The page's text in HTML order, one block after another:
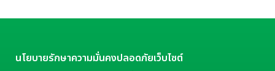
นโยบายรักษาความมั่นคงปลอดภัยเว็บไซต์